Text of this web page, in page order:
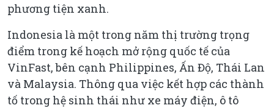
phương tiện xanh.
Indonesia là một trong năm thị trường trọng
điểm trong kế hoạch mở rộng quốc tế của
VinFast, bên cạnh Philippines, Ấn Độ, Thái Lan
và Malaysia. Thông qua việc kết hợp các thành
tố trong hệ sinh thái như xe máy điện, ô tô